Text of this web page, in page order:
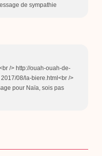
de sympathie
/> http://ouah-ouah-de-
08/la-biere.html<br />
pour Naïa, sois pas